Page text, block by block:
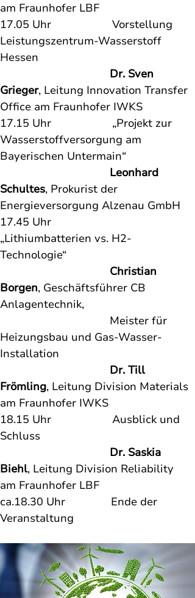
am Fraunhofer LBF
17.05 Uhr                    Vorstellung
Leistungszentrum-Wasserstoff
Hessen
Dr. Sven
Grieger, Leitung Innovation Transfer
Office am Fraunhofer IWKS
17.15 Uhr                    „Projekt zur
Wasserstoffversorgung am
Bayerischen Untermain“
Leonhard
Schultes, Prokurist der
Energieversorgung Alzenau GmbH
17.45 Uhr
„Lithiumbatterien vs. H2-
Technologie“
Christian
Borgen, Geschäftsführer CB
Anlagentechnik,
Heizungsbau und Gas-Wasser-
Installation
Dr. Till
Frömling, Leitung Division Materials
am Fraunhofer IWKS
18.15 Uhr                    Ausblick und
Schluss
Dr. Saskia
Biehl, Leitung Division Reliability
am Fraunhofer LBF
ca.18.30 Uhr               Ende der
Veranstaltung